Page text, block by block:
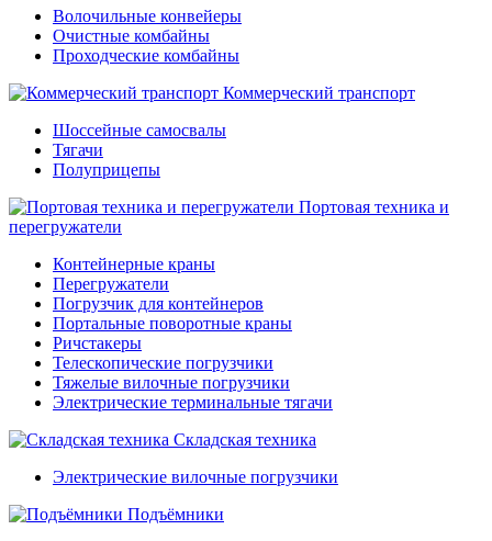
Волочильные конвейеры
Очистные комбайны
Проходческие комбайны
Коммерческий транспорт
Шоссейные самосвалы
Тягачи
Полуприцепы
Портовая техника и
перегружатели
Контейнерные краны
Перегружатели
Погрузчик для контейнеров
Портальные поворотные краны
Ричстакеры
Телескопические погрузчики
Тяжелые вилочные погрузчики
Электрические терминальные тягачи
Складская техника
Электрические вилочные погрузчики
Подъёмники